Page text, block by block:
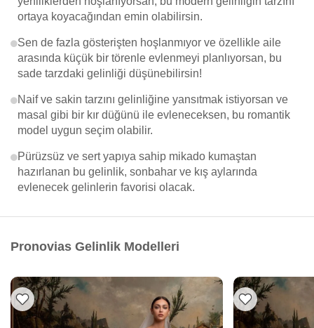
ortaya koyacağından emin olabilirsin.
Sen de fazla gösterişten hoşlanmıyor ve özellikle aile
arasında küçük bir törenle evlenmeyi planlıyorsan, bu
sade tarzdaki gelinliği düşünebilirsin!
Naif ve sakin tarzını gelinliğine yansıtmak istiyorsan ve
masal gibi bir kır düğünü ile evleneceksen, bu romantik
model uygun seçim olabilir.
Pürüzsüz ve sert yapıya sahip mikado kumaştan
hazırlanan bu gelinlik, sonbahar ve kış aylarında
evlenecek gelinlerin favorisi olacak.
Pronovias Gelinlik Modelleri